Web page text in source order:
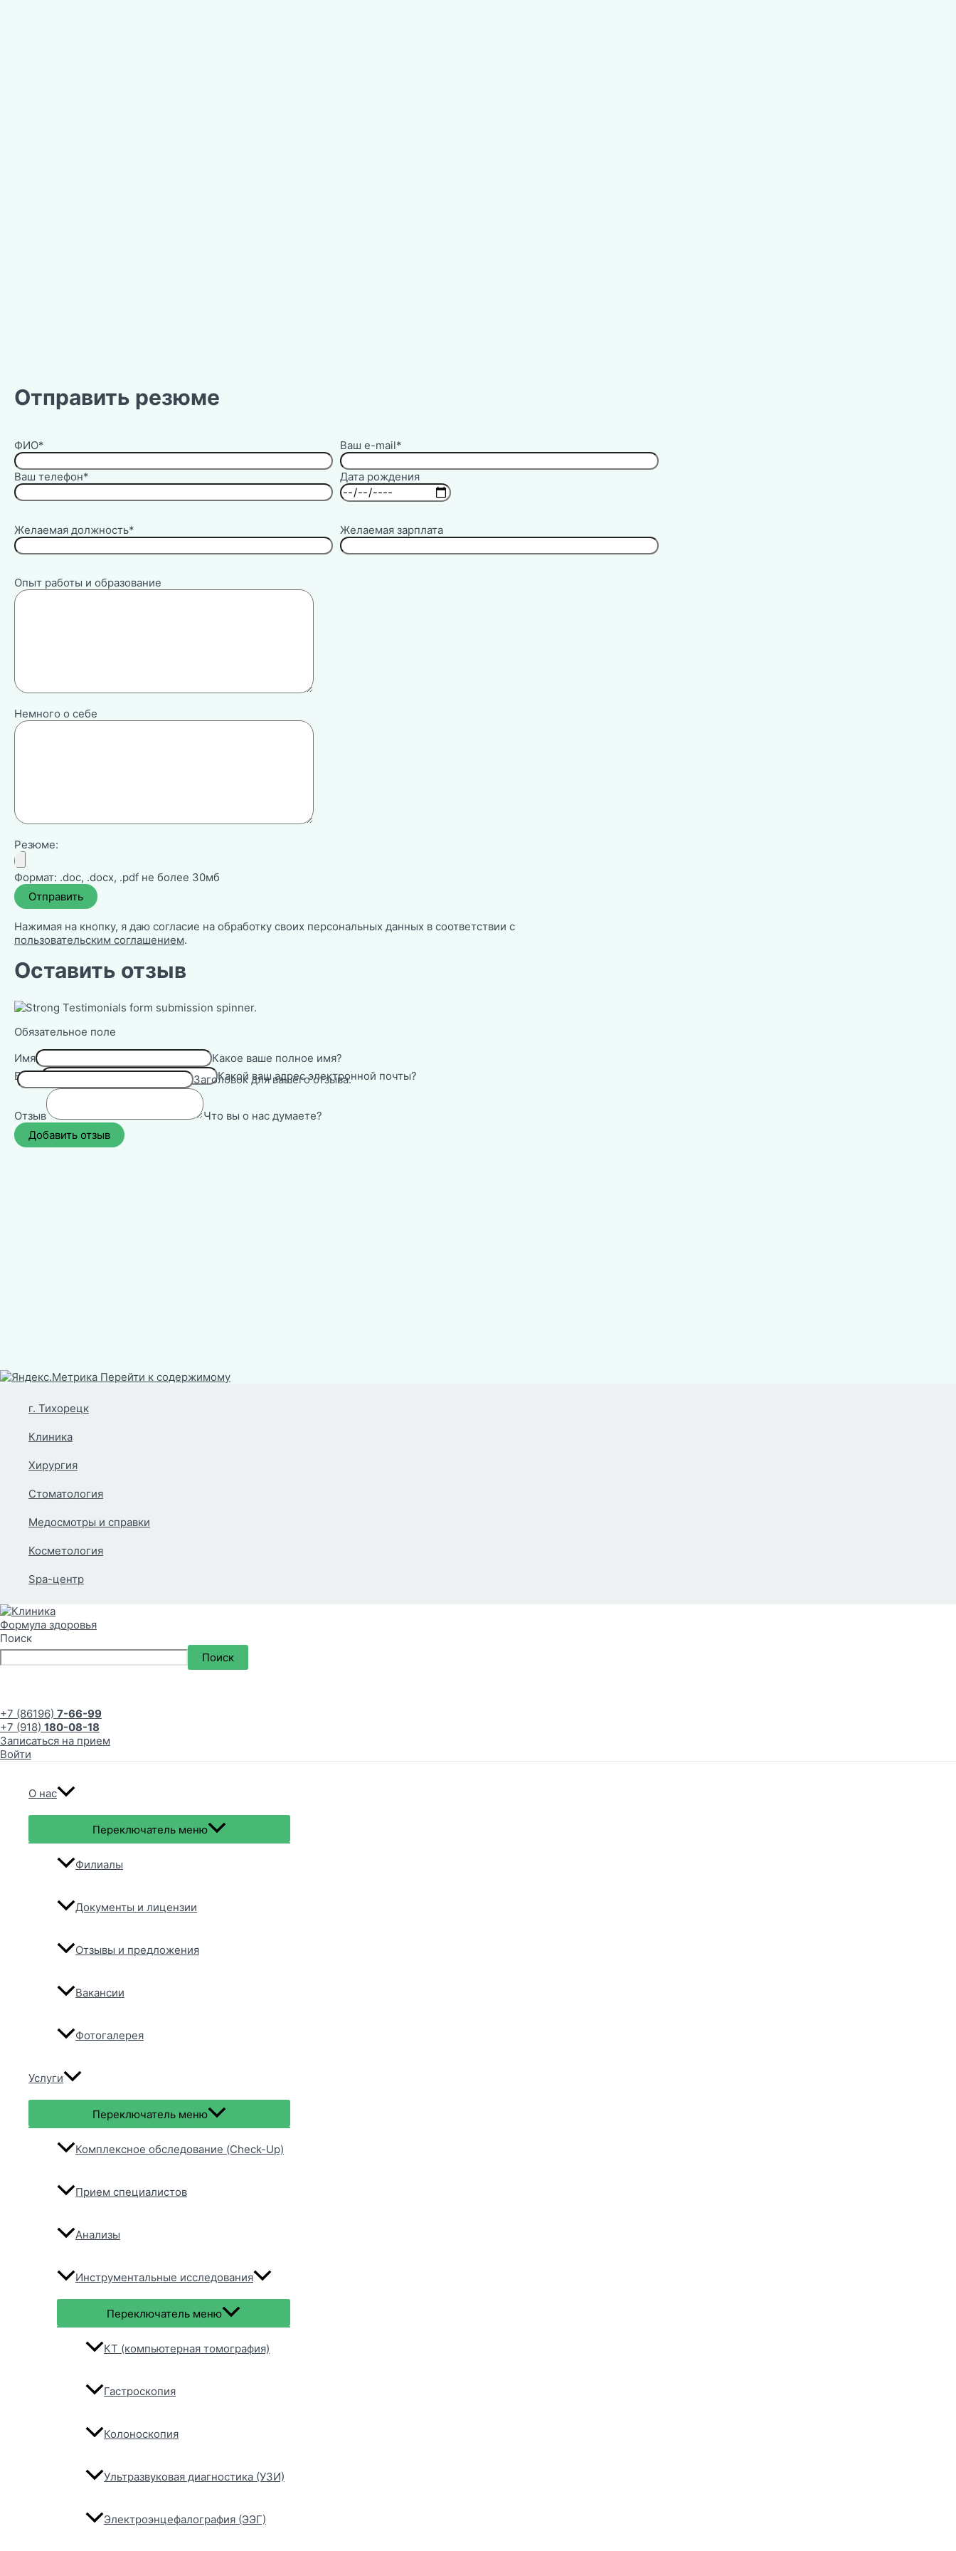
Отправить резюме
ФИО*
Ваш телефон*
Ваш e-mail*
Дата рождения
Желаемая должность* Желаемая зарплата
Опыт работы и образование
Немного о себе
Резюме:
Формат: .doc, .docx, .pdf не более 30мб
Нажимая на кнопку, я даю согласие на обработку своих персональных данных в соответствии с
пользовательским соглашением.
Оставить отзыв
Обязательное поле
Имя
Какое ваше полное имя?
Email
Какой ваш адрес электронной почты?
Заголовок для вашего отзыва.
Отзыв Что вы о нас думаете?
Перейти к содержимому
г. Тихорецк
Клиника
Хирургия
Стоматология
Медосмотры и справки
Косметология
Spa-центр
Поиск
Поиск
+7 (86196) 7-66-99
+7 (918) 180-08-18
Записаться на прием
Войти
О нас
Переключатель меню
Филиалы
Документы и лицензии
Отзывы и предложения
Вакансии
Фотогалерея
Услуги
Переключатель меню
Комплексное обследование (Check-Up)
Прием специалистов
Анализы
Инструментальные исследования
Переключатель меню
КТ (компьютерная томография)
Гастроскопия
Колоноскопия
Ультразвуковая диагностика (УЗИ)
Электроэнцефалография (ЭЭГ)